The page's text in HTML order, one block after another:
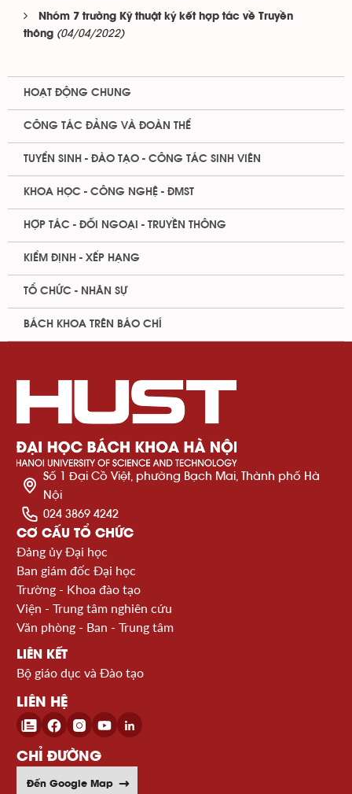
Nhóm 7 trường Kỹ thuật ký kết hợp tác về Truyền
thông (04/04/2022)
HOẠT ĐỘNG CHUNG
CÔNG TÁC ĐẢNG VÀ ĐOÀN THỂ
TUYỂN SINH - ĐÀO TẠO - CÔNG TÁC SINH VIÊN
KHOA HỌC - CÔNG NGHỆ - ĐMST
HỢP TÁC - ĐỐI NGOẠI - TRUYỀN THÔNG
KIỂM ĐỊNH - XẾP HẠNG
TỔ CHỨC - NHÂN SỰ
BÁCH KHOA TRÊN BÁO CHÍ
Số 1 Đại Cồ Việt, phường Bạch Mai, Thành phố Hà
Nội
024 3869 4242
CƠ CẤU TỔ CHỨC
Đảng ủy Đại học
Ban giám đốc Đại học
Trường - Khoa đào tạo
Viện - Trung tâm nghiên cứu
Văn phòng - Ban - Trung tâm
LIÊN KẾT
Bộ giáo dục và Đào tạo
LIÊN HỆ
CHỈ ĐƯỜNG
Đến Google Map